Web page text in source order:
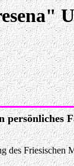
persönliches
des